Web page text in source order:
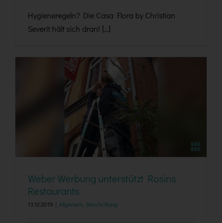
Hygieneregeln? Die Casa Flora by Christian
Severit hält sich dran! [...]
Weber Werbung unterstützt Rosins Restaurants
Weber Werbung unterstützt Rosins
Restaurants
13.12.2019 Allgemein Beschriftung